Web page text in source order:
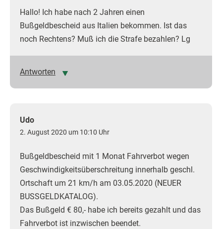
Hallo! Ich habe nach 2 Jahren einen
Bußgeldbescheid aus Italien bekommen. Ist das
noch Rechtens? Muß ich die Strafe bezahlen? Lg
Antworten
Udo
2. August 2020 um 10:10 Uhr
Bußgeldbescheid mit 1 Monat Fahrverbot wegen
Geschwindigkeitsüberschreitung innerhalb geschl.
Ortschaft um 21 km/h am 03.05.2020 (NEUER
BUSSGELDKATALOG).
Das Bußgeld € 80,- habe ich bereits gezahlt und das
Fahrverbot ist inzwischen beendet.